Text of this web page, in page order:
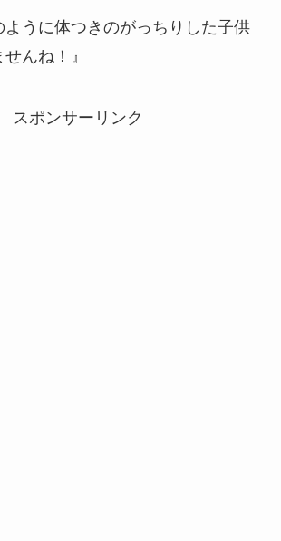
ように体つきのがっちりした子供
んね！』
スポンサーリンク